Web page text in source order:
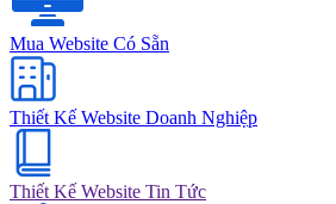
Mua Website Có Sẵn
Thiết Kế Website Doanh Nghiệp
Thiết Kế Website Tin Tức